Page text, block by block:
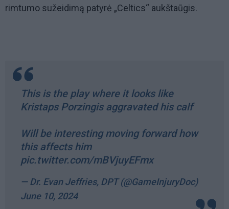
rimtumo sužeidimą patyrė „Celtics“ aukštaūgis.
This is the play where it looks like
Kristaps Porzingis aggravated his calf
Will be interesting moving forward how
this affects him
pic.twitter.com/mBVjuyEFmx
— Dr. Evan Jeffries, DPT (@GameInjuryDoc)
June 10, 2024